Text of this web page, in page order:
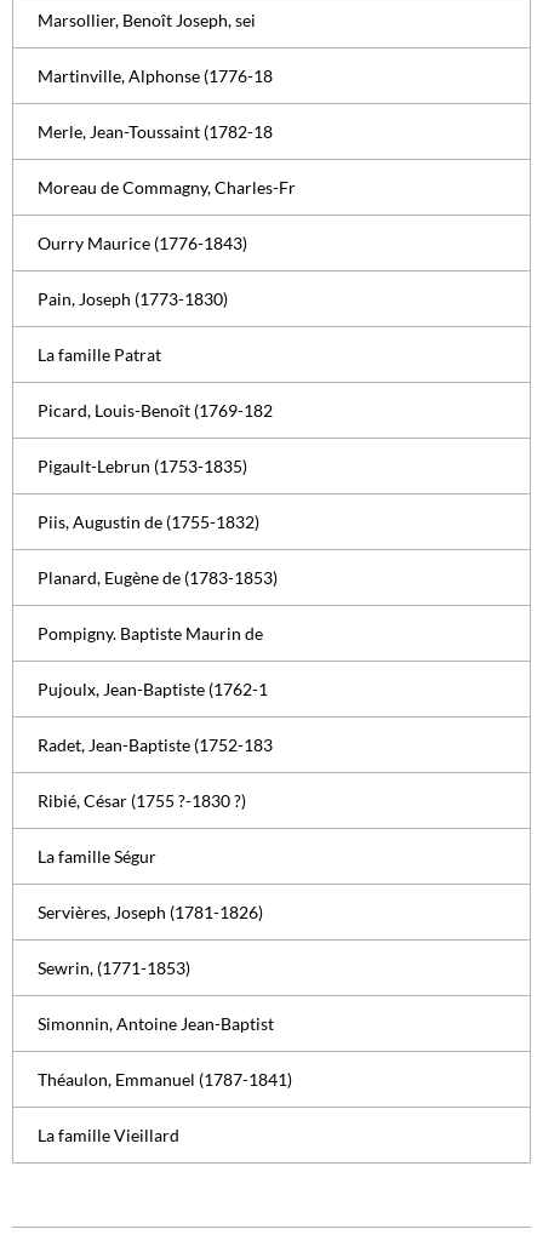
Marsollier, Benoît Joseph, sei
Martinville, Alphonse (1776-18
Merle, Jean-Toussaint (1782-18
Moreau de Commagny, Charles-Fr
Ourry Maurice (1776-1843)
Pain, Joseph (1773-1830)
La famille Patrat
Picard, Louis-Benoît (1769-182
Pigault-Lebrun (1753-1835)
Piis, Augustin de (1755-1832)
Planard, Eugène de (1783-1853)
Pompigny. Baptiste Maurin de
Pujoulx, Jean-Baptiste (1762-1
Radet, Jean-Baptiste (1752-183
Ribié, César (1755 ?-1830 ?)
La famille Ségur
Servières, Joseph (1781-1826)
Sewrin, (1771-1853)
Simonnin, Antoine Jean-Baptist
Théaulon, Emmanuel (1787-1841)
La famille Vieillard